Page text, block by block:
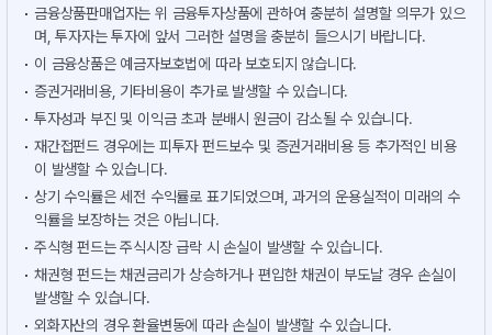
금융상품판매업자는 위 금융투자상품에 관하여 충분히 설명할 의무가 있으
며, 투자자는 투자에 앞서 그러한 설명을 충분히 들으시기 바랍니다.
이 금융상품은 예금자보호법에 따라 보호되지 않습니다.
증권거래비용, 기타비용이 추가로 발생할 수 있습니다.
투자성과 부진 및 이익금 초과 분배시 원금이 감소될 수 있습니다.
재간접펀드 경우에는 피투자 펀드보수 및 증권거래비용 등 추가적인 비용
이 발생할 수 있습니다.
상기 수익률은 세전 수익률로 표기되었으며, 과거의 운용실적이 미래의 수
익률을 보장하는 것은 아닙니다.
주식형 펀드는 주식시장 급락 시 손실이 발생할 수 있습니다.
채권형 펀드는 채권금리가 상승하거나 편입한 채권이 부도날 경우 손실이
발생할 수 있습니다.
외화자산의 경우 환율변동에 따라 손실이 발생할 수 있습니다.